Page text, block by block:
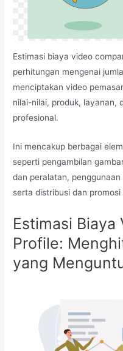
Estimasi biaya video
perhitungan mengenai
menciptakan video
nilai-nilai, produk, layanan,
profesional.
Ini mencakup berbagai
seperti pengambilan
dan peralatan,
serta distribusi dan promosi
Estimasi
Profile:
yang